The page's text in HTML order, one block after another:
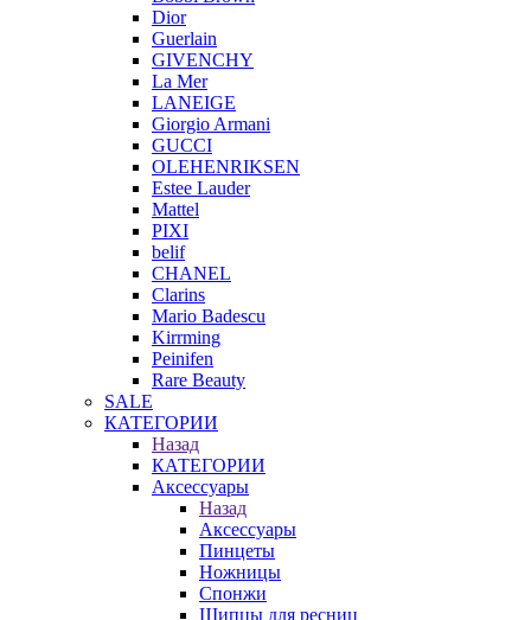
Dior
Guerlain
GIVENCHY
La Mer
LANEIGE
Giorgio Armani
GUCCI
OLEHENRIKSEN
Estee Lauder
Mattel
PIXI
belif
CHANEL
Clarins
Mario Badescu
Kirrming
Peinifen
Rare Beauty
SALE
КАТЕГОРИИ
Назад
КАТЕГОРИИ
Аксессуары
Назад
Аксессуары
Пинцеты
Ножницы
Спонжи
Щипцы для ресниц